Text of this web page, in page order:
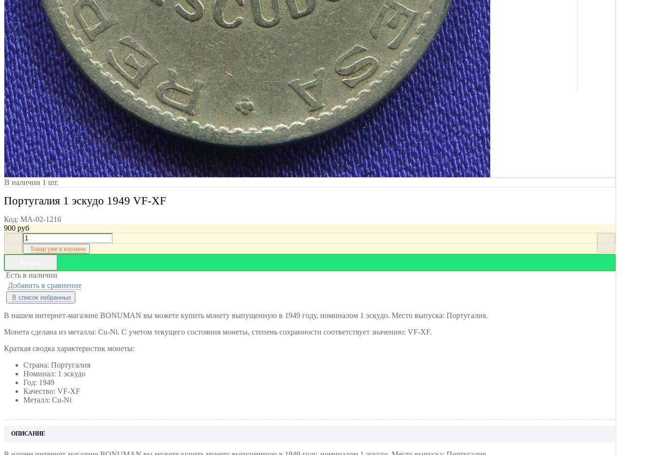
В наличии 1 шт.
Португалия 1 эскудо 1949 VF-XF
Код: MA-02-1216
900 руб
Товар уже в корзине
Есть в наличии
Добавить в сравнение
В список избранных
В нашем интернет-магазине BONUMAN вы можете купить монету выпущенную в 1949 году, номиналом 1 эскудо. Место выпуска: Португалия.
Монета сделана из металла: Cu-Ni. С учетом текущего состояния монеты, степень сохранности соответствует значению: VF-XF.
Краткая сводка характеристик монеты:
Страна: Португалия
Номинал: 1 эскудо
Год: 1949
Качество: VF-XF
Металл: Cu-Ni
ОПИСАНИЕ